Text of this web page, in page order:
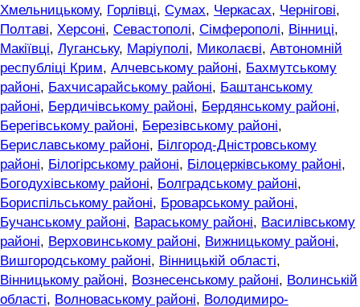
Хмельницькому, Горлівці, Сумах, Черкасах, Чернігові,
Полтаві, Херсоні, Севастополі, Сімферополі, Вінниці,
Макіївці, Луганську, Маріуполі, Миколаєві, Автономній
республіці Крим, Алчевському районі, Бахмутському
районі, Бахчисарайському районі, Баштанському
районі, Бердичівському районі, Бердянському районі,
Берегівському районі, Березівському районі,
Бериславському районі, Білгород-Дністровському
районі, Білогірському районі, Білоцерківському районі,
Богодухівському районі, Болградському районі,
Бориспільському районі, Броварському районі,
Бучанському районі, Вараському районі, Василівському
районі, Верховинському районі, Вижницькому районі,
Вишгородському районі, Вінницькій області,
Вінницькому районі, Вознесенському районі, Волинській
області, Волноваському районі, Володимиро-